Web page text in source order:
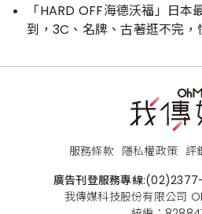
「HARD OFF海德沃福」日
到，3C、名牌、古著逛不完，
服務條款 隱私權政策 評
廣告刊登服務專線:
我傳媒科技股份有限公司